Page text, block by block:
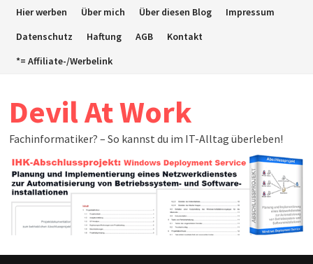
ZumHier werben Über mich Über diesen Blog
Impressum
Datenschutz
Haftung AGB
Kontakt
*= Affiliate-/Werbelink
Devil At Work
Fachinformatiker? – So kannst du im IT-Alltag überleben!